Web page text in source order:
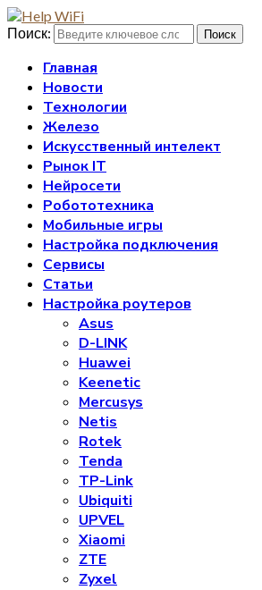
Поиск: Поиск
Главная
Новости
Технологии
Железо
Искусственный интелект
Рынок IT
Нейросети
Робототехника
Мобильные игры
Настройка подключения
Сервисы
Статьи
Настройка роутеров
Asus
D-LINK
Huawei
Keenetic
Mercusys
Netis
Rotek
Tenda
TP-Link
Ubiquiti
UPVEL
Xiaomi
ZTE
Zyxel